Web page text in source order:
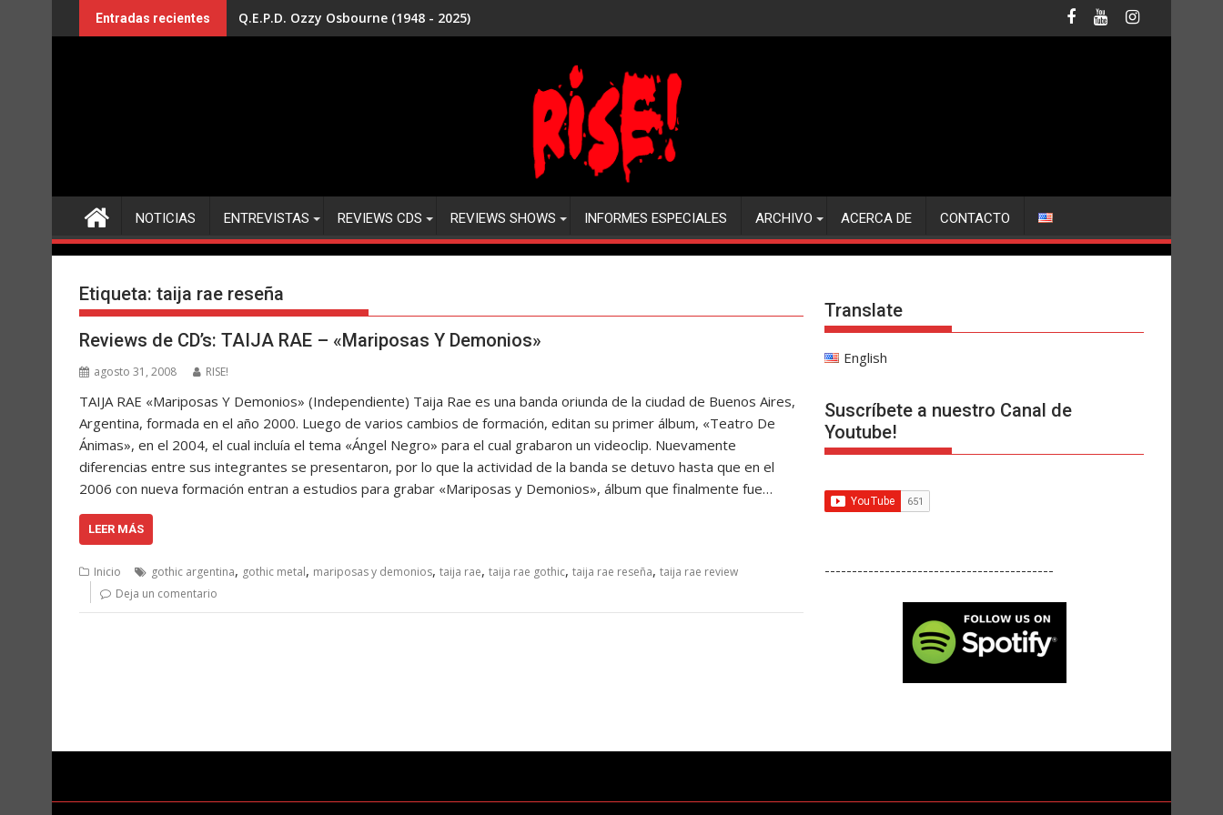
al
Entradas recientes Q.E.P.D. Ozzy Osbourne (1948 - 2025)
NOTICIAS ENTREVISTAS REVIEWS CDS REVIEWS SHOWS INFORMES ESPECIALES ARCHIVO ACERCA DE CONTACTO
Etiqueta: taija rae reseña
Reviews de CD’s: TAIJA RAE – «Mariposas Y Demonios»
agosto 31, 2008 RISE!
TAIJA RAE «Mariposas Y Demonios» (Independiente) Taija Rae es una banda oriunda de la ciudad de Buenos Aires,
Argentina, formada en el año 2000. Luego de varios cambios de formación, editan su primer álbum, «Teatro De
Ánimas», en el 2004, el cual incluía el tema «Ángel Negro» para el cual grabaron un videoclip. Nuevamente
diferencias entre sus integrantes se presentaron, por lo que la actividad de la banda se detuvo hasta que en el
2006 con nueva formación entran a estudios para grabar «Mariposas y Demonios», álbum que finalmente fue…
LEER MÁS
Inicio gothic argentina, gothic metal, mariposas y demonios, taija rae, taija rae gothic, taija rae reseña, taija rae review
Deja un comentario
Translate
English
Suscríbete a nuestro Canal de
Youtube!
------------------------------------------